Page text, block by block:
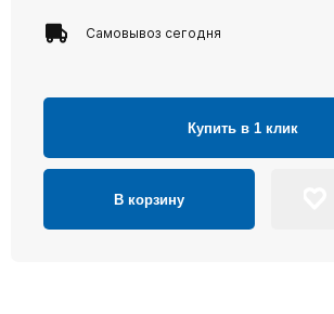
Самовывоз сегодня
Купить в 1 клик
В корзину